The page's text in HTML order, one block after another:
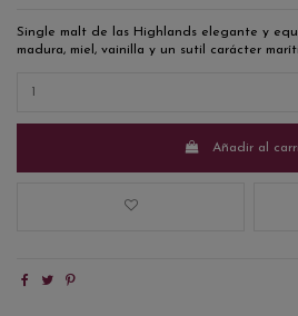
Single malt de las Highlands elegante y
madura, miel, vainilla y un sutil carácter
Añadir al